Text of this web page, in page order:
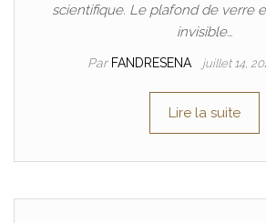
scientifique. Le plafond de verre
invisible…
Par FANDRESENA juillet 14,
Lire la suite